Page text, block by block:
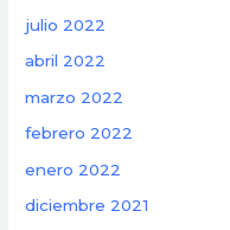
julio 2022
abril 2022
marzo 2022
febrero 2022
enero 2022
diciembre 2021